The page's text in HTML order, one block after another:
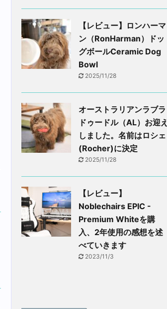
【レビュー】ロンハーマ
ン（RonHarman）ドッ
グボールCeramic Dog
Bowl
2025/11/28
オーストラリアンラブラ
ドゥードル（AL）お迎え
しました。名前はロシェ
(Rocher)に決定
2025/11/28
【レビュー】
Noblechairs EPIC -
Premium Whiteを購
入、2年使用の感想を述
べていきます
2023/11/3